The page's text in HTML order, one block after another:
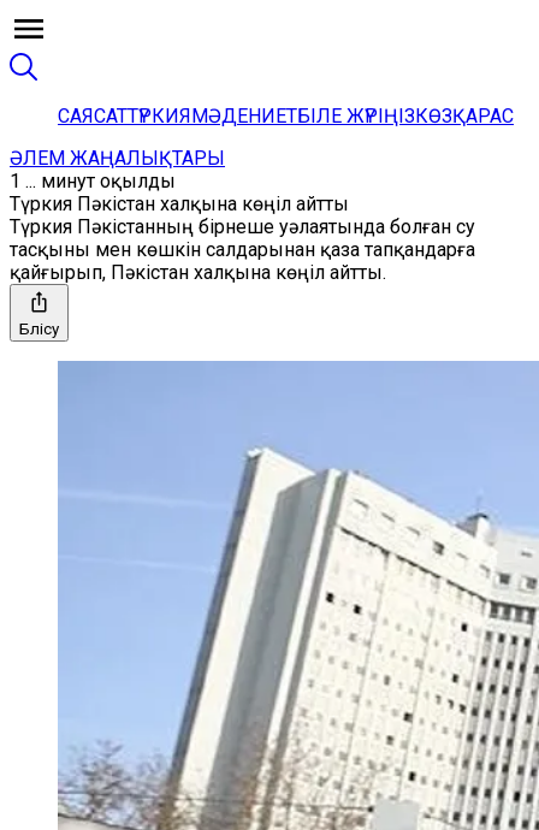
САЯСАТТҮРКИЯМӘДЕНИЕТБІЛЕ ЖҮРІҢІЗКӨЗҚАРАС
ӘЛЕМ ЖАҢАЛЫҚТАРЫ
1 ... минут оқылды
Түркия Пәкістан халқына көңіл айтты
Түркия Пәкістанның бірнеше уәлаятында болған су
тасқыны мен көшкін салдарынан қаза тапқандарға
қайғырып, Пәкістан халқына көңіл айтты.
Бөлісу